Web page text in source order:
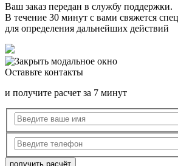
Ваш заказ передан в службу поддержки.
В течение 30 минут с вами свяжется
для определения дальнейших действий
Оставьте контакты
и получите расчет за 7 минут